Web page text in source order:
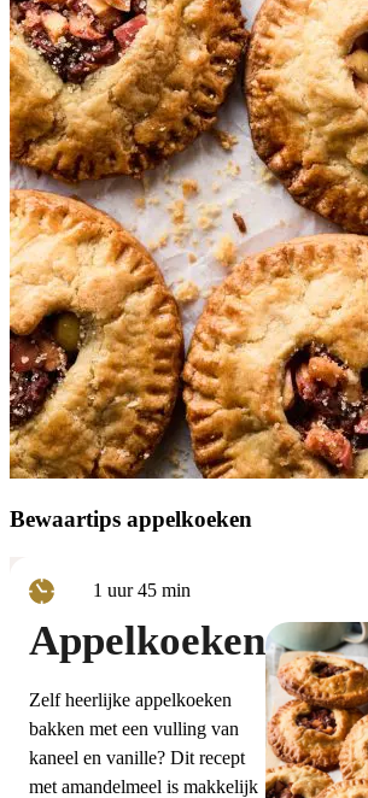
Bewaartips appelkoeken
1 uur
uur 45minuten
min
Appelkoeken
Zelf heerlijke appelkoeken
bakken met een vulling van
kaneel en vanille? Dit recept
met amandelmeel is makkelijk